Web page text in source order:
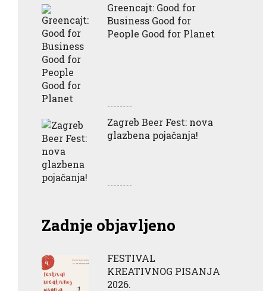
Greencajt: Good for
Business Good for
People Good for Planet
Zagreb Beer Fest: nova
glazbena pojačanja!
Zadnje objavljeno
FESTIVAL
KREATIVNOG PISANJA
2026.